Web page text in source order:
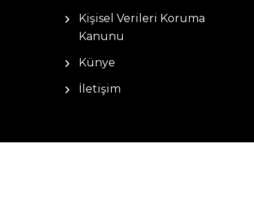
Kişisel Verileri Koruma
Kanunu
Künye
İletişim